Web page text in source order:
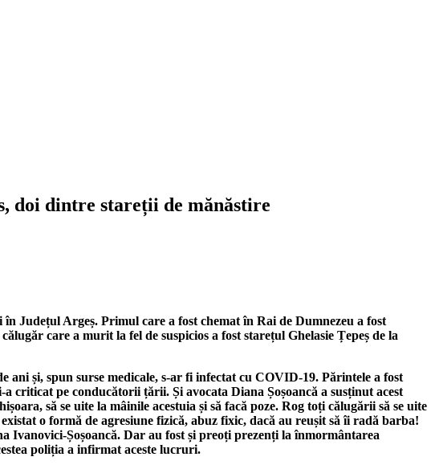
doi dintre stareții de mănăstire
Județul Argeș. Primul care a fost chemat în Rai de Dumnezeu a fost
care a murit la fel de suspicios a fost starețul Ghelasie Țepeș de la
și, spun surse medicale, s-ar fi infectat cu COVID-19. Părintele a fost
pe conducătorii țării. Și avocata Diana Șoșoancă a susținut acest
să se uite la mâinile acestuia și să facă poze. Rog toți călugării să se uite
o formă de agresiune fizică, abuz fixic, dacă au reușit să îi radă barba!
Ivanovici-Șoșoancă. Dar au fost și preoți prezenți la înmormântarea
poliția a infirmat aceste lucruri.